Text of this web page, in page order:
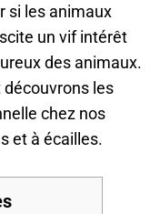
si les animaux
un vif intérêt
des animaux.
les
chez nos
et à écailles.